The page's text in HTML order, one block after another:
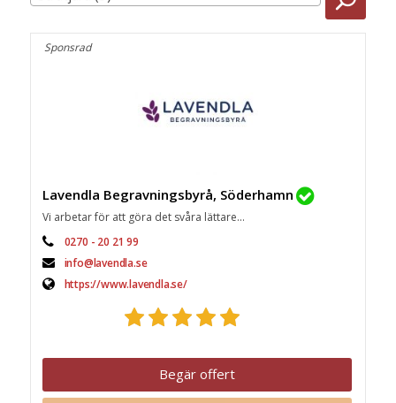
Sponsrad
Lavendla Begravningsbyrå, Söderhamn
Vi arbetar för att göra det svåra lättare...
0270 - 20 21 99
info@lavendla.se
https://www.lavendla.se/
Begär offert